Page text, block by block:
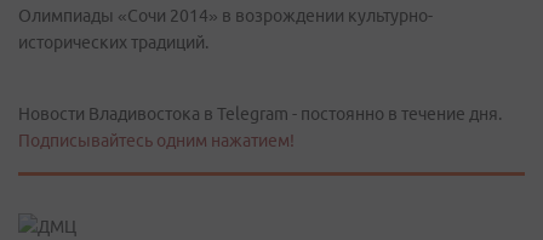
Олимпиады «Сочи 2014» в возрождении культурно-
исторических традиций.
Новости Владивостока в Telegram - постоянно в течение дня.
Подписывайтесь одним нажатием!